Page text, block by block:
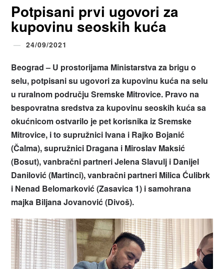
Potpisani prvi ugovori za
kupovinu seoskih kuća
24/09/2021
Beograd – U prostorijama Ministarstva za brigu o
selu, potpisani su ugovori za kupovinu kuća na selu
u ruralnom području Sremske Mitrovice. Pravo na
bespovratna sredstva za kupovinu seoskih kuća sa
okućnicom ostvarilo je pet korisnika iz Sremske
Mitrovice, i to supružnici Ivana i Rajko Bojanić
(Čalma), supružnici Dragana i Miroslav Maksić
(Bosut), vanbračni partneri Jelena Slavulj i Danijel
Danilović (Martinci), vanbračni partneri Milica Ćulibrk
i Nenad Belomarković (Zasavica 1) i samohrana
majka Biljana Jovanović (Divoš).